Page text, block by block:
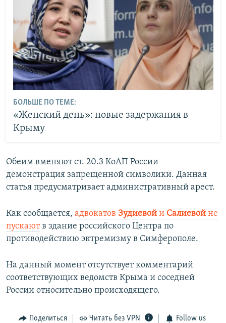
БОЛЬШЕ ПО ТЕМЕ:
«Женский день»: новые задержания в
Крыму
Обеим вменяют ст. 20.3 КоАП России –
демонстрация запрещенной символики. Данная
статья предусматривает административный арест.
Как сообщается, адвокатов Зудиевой и Салиевой не
пускаютв здание российского Центра по
противодействию эктремизму в Симферополе.
На данный момент отсутствует комментарий
соответствующих ведомств Крыма и соседней
России относительно происходящего.
Поделиться Читать без VPN Follow us